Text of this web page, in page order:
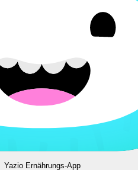
Yazio Ernährungs-App